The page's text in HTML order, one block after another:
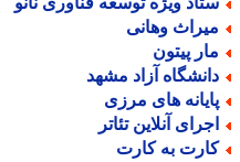
وهانی
پیتون
آزاد مشهد
های مرزی
آنلاین تئاتر
به کارت